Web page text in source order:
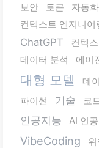
보안 토큰 자동화
컨텍스트 엔지니어
ChatGPT 컨텍
데이터 분석
에이
대형 모델 데
파이썬 기술 코
인공지능 AI 인
VibeCoding 위